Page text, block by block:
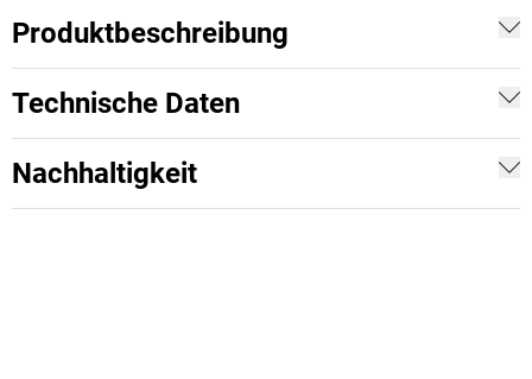
Produktbeschreibung
Technische Daten
Nachhaltigkeit